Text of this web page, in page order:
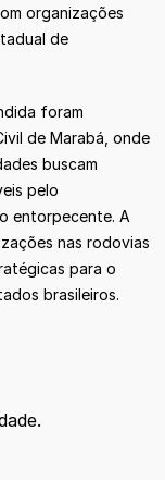
organizações
de
foram
de Marabá, onde
buscam
pelo
entorpecente. A
nas rodovias
para o
brasileiros.